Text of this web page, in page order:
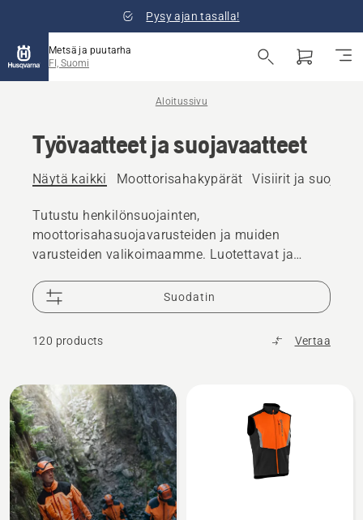
Pysy ajan tasalla!
Metsä ja puutarha
FI, Suomi
Aloitussivu
Työvaatteet ja suojavaatteet
Näytä kaikki Moottorisahakypärät Visiirit ja
Tutustu henkilönsuojainten,
moottorisahasuojavarusteiden ja muiden
varusteiden valikoimaamme. Luotettavat ja
valmis kaikkiin haasteisiin.
Suodatin
120 products Vertaa
Kaikki
tuotteet